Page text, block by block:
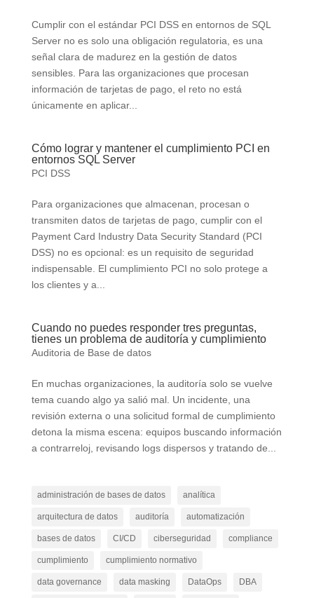
Cumplir con el estándar PCI DSS en entornos de SQL
Server no es solo una obligación regulatoria, es una
señal clara de madurez en la gestión de datos
sensibles. Para las organizaciones que procesan
información de tarjetas de pago, el reto no está
únicamente en aplicar...
Cómo lograr y mantener el cumplimiento PCI en
entornos SQL Server
PCI DSS
Para organizaciones que almacenan, procesan o
transmiten datos de tarjetas de pago, cumplir con el
Payment Card Industry Data Security Standard (PCI
DSS) no es opcional: es un requisito de seguridad
indispensable. El cumplimiento PCI no solo protege a
los clientes y a...
Cuando no puedes responder tres preguntas,
tienes un problema de auditoría y cumplimiento
Auditoria de Base de datos
En muchas organizaciones, la auditoría solo se vuelve
tema cuando algo ya salió mal. Un incidente, una
revisión externa o una solicitud formal de cumplimiento
detona la misma escena: equipos buscando información
a contrarreloj, revisando logs dispersos y tratando de...
administración de bases de datos analítica
arquitectura de datos auditoría automatización
bases de datos CI/CD ciberseguridad compliance
cumplimiento cumplimiento normativo
data governance data masking DataOps DBA